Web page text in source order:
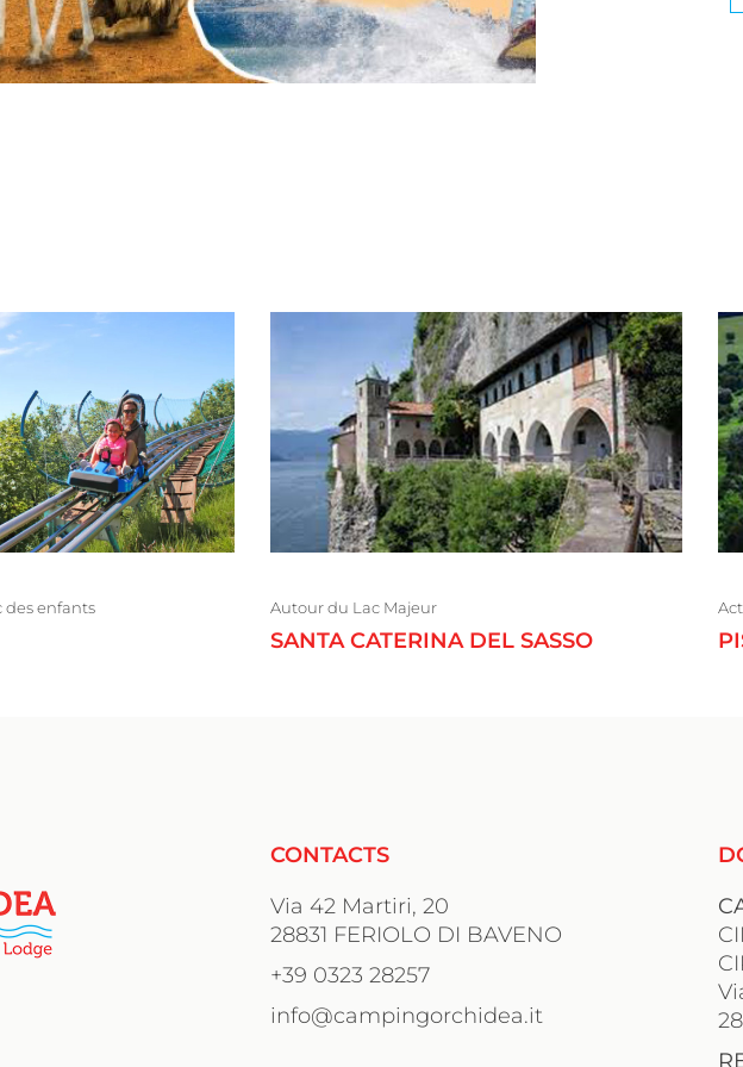
STANDARD
SANITAIRES
des enfants Autour du Lac Majeur
SANTA CATERINA DEL SASSO
CONTACTS
Via 42 Martiri, 20
28831 FERIOLO DI BAVENO
+39 0323 28257
info@campingorchidea.it